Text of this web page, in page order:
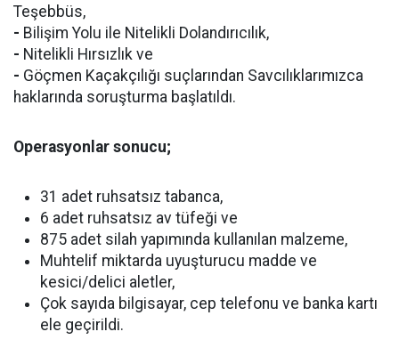
Teşebbüs,
- Bilişim Yolu ile Nitelikli Dolandırıcılık,
- Nitelikli Hırsızlık ve
- Göçmen Kaçakçılığı suçlarından Savcılıklarımızca
haklarında soruşturma başlatıldı.
Operasyonlar sonucu;
31 adet ruhsatsız tabanca,
6 adet ruhsatsız av tüfeği ve
875 adet silah yapımında kullanılan malzeme,
Muhtelif miktarda uyuşturucu madde ve
kesici/delici aletler,
Çok sayıda bilgisayar, cep telefonu ve banka kartı
ele geçirildi.